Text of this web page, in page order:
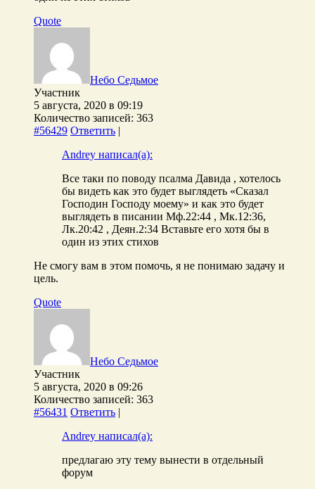
Quote
Небо Седьмое
Участник
5 августа, 2020 в 09:19
Количество записей: 363
#56429 Ответить |
Andrey написал(а):
Все таки по поводу псалма Давида , хотелось
бы видеть как это будет выглядеть «Сказал
Господин Господу моему» и как это будет
выглядеть в писании Мф.22:44 , Мк.12:36,
Лк.20:42 , Деян.2:34 Вставьте его хотя бы в
один из этих стихов
Не смогу вам в этом помочь, я не понимаю задачу и
цель.
Quote
Небо Седьмое
Участник
5 августа, 2020 в 09:26
Количество записей: 363
#56431 Ответить |
Andrey написал(а):
предлагаю эту тему вынести в отдельный
форум